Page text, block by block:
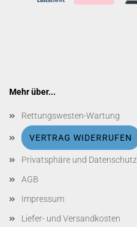
Mehr über...
Rettungswesten-Wartung
VERTRAG WIDERRUFEN
Privatsphäre und Datenschutz
AGB
Impressum
Liefer- und Versandkosten